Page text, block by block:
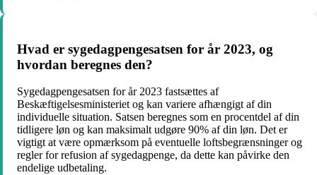
Hvad er sygedagpengesatsen for år 2023, og
hvordan beregnes den?
Sygedagpengesatsen for år 2023 fastsættes af
Beskæftigelsesministeriet og kan variere afhængigt af din
individuelle situation. Satsen beregnes som en procentdel af din
tidligere løn og kan maksimalt udgøre 90% af din løn. Det er
vigtigt at være opmærksom på eventuelle loftsbegrænsninger og
regler for refusion af sygedagpenge, da dette kan påvirke den
endelige udbetaling.